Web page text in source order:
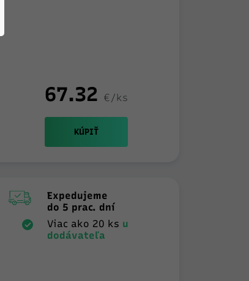
67.32 €/ks
KÚPIŤ
Expedujeme
do 5 prac. dní
Viac ako 20 ks u
dodávateľa